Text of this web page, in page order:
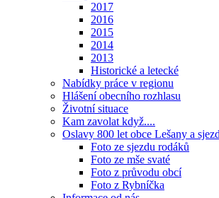
2017
2016
2015
2014
2013
Historické a letecké
Nabídky práce v regionu
Hlášení obecního rozhlasu
Životní situace
Kam zavolat když....
Oslavy 800 let obce Lešany a
Foto ze sjezdu rodáků
Foto ze mše svaté
Foto z průvodu obcí
Foto z Rybníčka